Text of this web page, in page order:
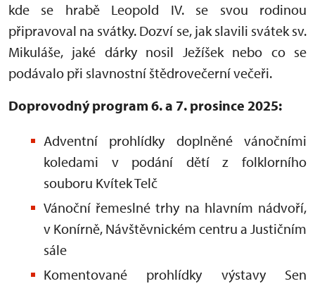
kde se hrabě Leopold IV. se svou rodinou
připravoval na svátky. Dozví se, jak slavili svátek sv.
Mikuláše, jaké dárky nosil Ježíšek nebo co se
podávalo při slavnostní štědrovečerní večeři.
Doprovodný program 6. a 7. prosince 2025:
Adventní prohlídky doplněné vánočními
koledami v podání dětí z folklorního
souboru Kvítek Telč
Vánoční řemeslné trhy na hlavním nádvoří,
v Konírně, Návštěvnickém centru a Justičním
sále
Komentované prohlídky výstavy Sen